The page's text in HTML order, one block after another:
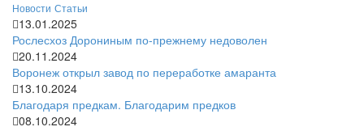
Новости Статьи
13.01.2025
Рослесхоз Дорониным по-прежнему недоволен
20.11.2024
Воронеж открыл завод по переработке амаранта
13.10.2024
Благодаря предкам. Благодарим предков
08.10.2024